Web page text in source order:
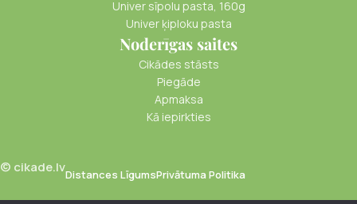
Univer sīpolu pasta, 160g
Univer ķiploku pasta
Noderīgas saites
Cikādes stāsts
Piegāde
Apmaksa
Kā iepirkties
© cikade.lvDistances LīgumsPrivātuma Politika